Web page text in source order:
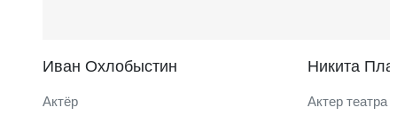
Иван Охлобыстин
Актёр
Никита
Актер театра